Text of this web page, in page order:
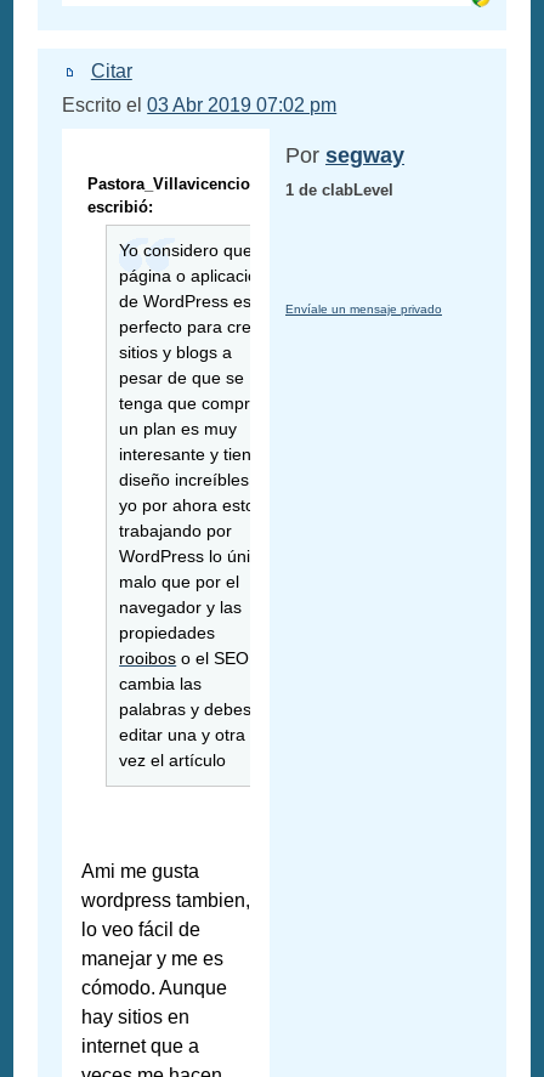
Citar
Escrito el03 Abr 2019 07:02 pm
Pastora_Villavicencio
escribió:
Yo considero que la
página o aplicación
de WordPress es
perfecto para crear
sitios y blogs a
pesar de que se
tenga que comprar
un plan es muy
interesante y tiene
diseño increíbles
yo por ahora estoy
trabajando por
WordPress lo único
malo que por el
navegador y las
propiedades
rooibos o el SEO te
cambia las
palabras y debes
editar una y otra
vez el artículo
Ami me gusta
wordpress tambien,
lo veo fácil de
manejar y me es
cómodo. Aunque
hay sitios en
internet que a
Por segway
1 de clabLevel
Envíale un mensaje privado